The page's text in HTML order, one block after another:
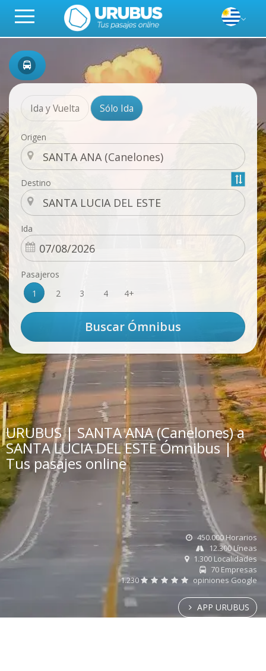
Ida y Vuelta Sólo Ida
Origen
Destino
Ida
Pasajeros
1
2 3 4 4+
URUBUS | SANTA ANA (Canelones) a
SANTA LUCIA DEL ESTE Ómnibus |
Tus pasajes online
450.000 Horarios
12.300 Líneas
1.300 Localidades
70 Empresas
1.230
opiniones Google
APP URUBUS